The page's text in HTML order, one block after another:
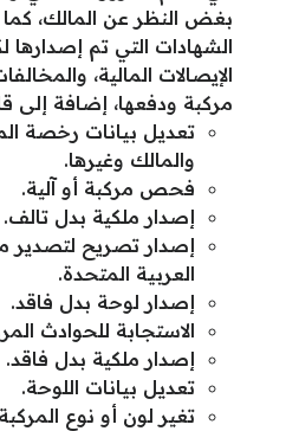
بغض النظر عن المالك، كما
الشهادات التي تم إصدارها
الإيصالات المالية،
مركبة ودفعها، إضافة إلى
تعديل بيانات رخصة
والمالك وغيرها.
فحص مركبة أو آلية.
إصدار ملكية بدل تالف.
إصدار تصريح لتصدير
العربية المتحدة.
إصدار لوحة بدل فاقد.
الاستجابة للحوادث
إصدار ملكية بدل فاقد.
تعديل بيانات اللوحة.
تغير لون أو نوع